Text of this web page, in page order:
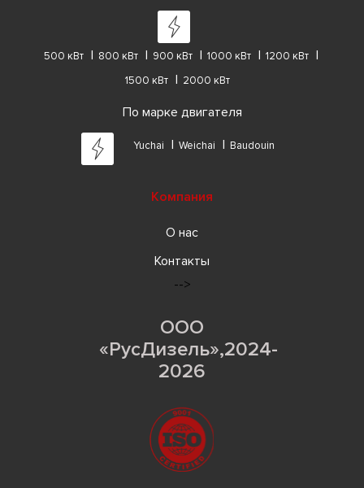
500 кВт 800 кВт 900 кВт 1000 кВт
1200 кВт
1500 кВт
2000 кВт
По марке двигателя
Yuchai Weichai Baudouin
Компания
О нас
Контакты
-->
ООО
«РусДизель»,2024-
2026